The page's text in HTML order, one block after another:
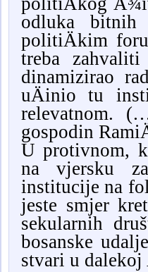
odluka
politiÄkim
treba
dinamizirao
uÄinio tu
relevatnom.
gospodin
U protivnom,
na vjersku
institucije na
jeste smjer
sekularnih
bosanske
stvari u